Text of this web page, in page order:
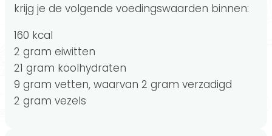
krijg je de volgende voedingswaarden binnen:
160 kcal
2 gram eiwitten
21 gram koolhydraten
9 gram vetten, waarvan 2 gram verzadigd
2 gram vezels